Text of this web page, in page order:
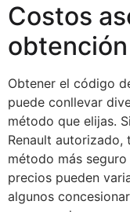
Costos
Obtener el código
puede conllevar
método que elijas.
Renault autorizado,
método más
precios pueden
algunos